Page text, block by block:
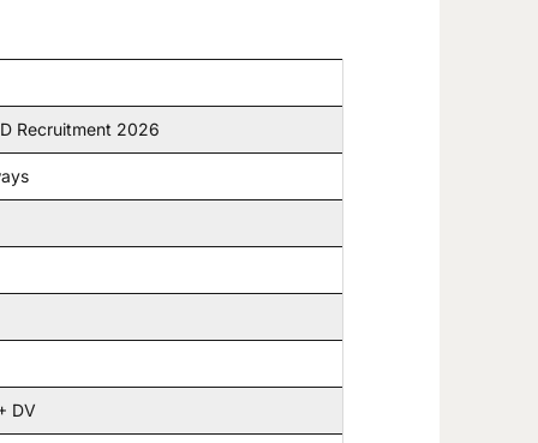
Recruitment 2026
DV